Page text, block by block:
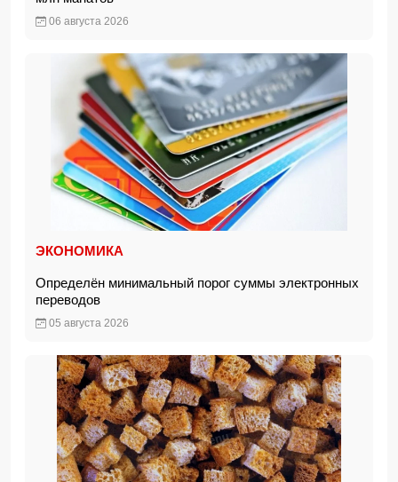
06 августа 2026
ЭКОНОМИКА
Определён минимальный порог суммы электронных
переводов
05 августа 2026